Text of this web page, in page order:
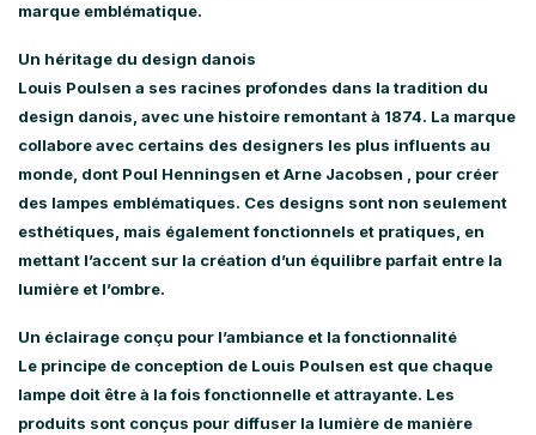
marque emblématique.
Un héritage du design danois
Louis Poulsen a ses racines profondes dans la tradition du
design danois, avec une histoire remontant à 1874. La marque
collabore avec certains des designers les plus influents au
monde, dont Poul Henningsen etArne Jacobsen , pour créer
des lampes emblématiques. Ces designs sont non seulement
esthétiques, mais également fonctionnels et pratiques, en
mettant l’accent sur la création d’un équilibre parfait entre la
lumière et l’ombre.
Un éclairage conçu pour l’ambiance et la fonctionnalité
Le principe de conception de Louis Poulsen est que chaque
lampe doit être à la fois fonctionnelle et attrayante. Les
produits sont conçus pour diffuser la lumière de manière